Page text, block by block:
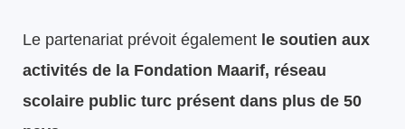
Le partenariat prévoit également le soutien aux
activités de la Fondation Maarif, réseau
scolaire public turc présent dans plus de 50